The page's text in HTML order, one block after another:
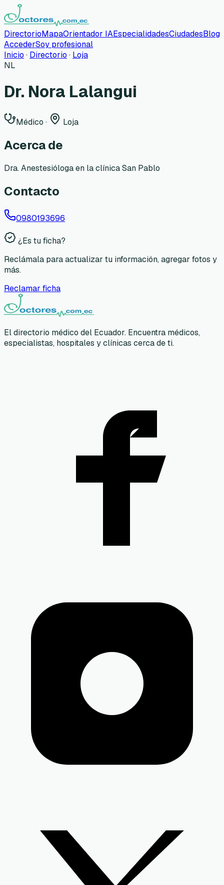
DirectorioMapaOrientador IAEspecialidadesCiudadesBlog
AccederSoy profesional
Inicio · Directorio · Loja
NL
Dr. Nora Lalangui
Médico · Loja
Acerca de
Dra. Anestesióloga en la clínica San Pablo
Contacto
0980193696
¿Es tu ficha?
Reclámala para actualizar tu información, agregar fotos y
más.
Reclamar ficha
El directorio médico del Ecuador. Encuentra médicos,
especialistas, hospitales y clínicas cerca de ti.